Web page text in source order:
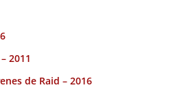
2011
de Raid – 2016